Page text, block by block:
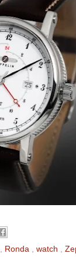
, Ronda , watch ,